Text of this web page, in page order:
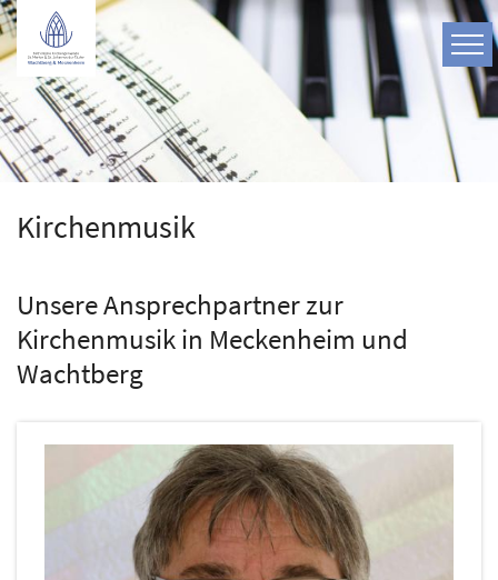
Zum Inhalt springen
Kirchenmusik
Unsere Ansprechpartner zur
Kirchenmusik in Meckenheim und
Wachtberg